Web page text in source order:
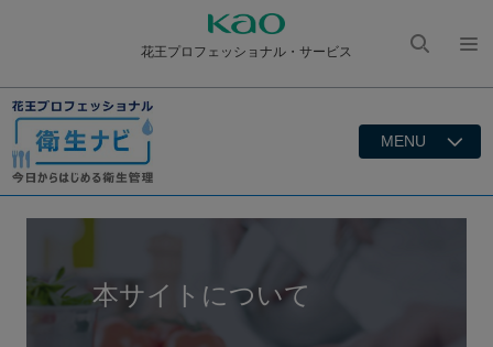
花王プロフェッショナル・サービス
を開
く
く
MENU
本サイトについて